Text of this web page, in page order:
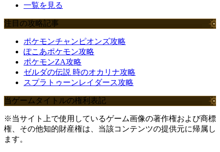
一覧を見る
注目の攻略記事
ポケモンチャンピオンズ攻略
ぽこあポケモン攻略
ポケモンZA攻略
ゼルダの伝説 時のオカリナ攻略
スプラトゥーンレイダース攻略
当ゲームタイトルの権利表記
※当サイト上で使用しているゲーム画像の著作権および商標
権、その他知的財産権は、当該コンテンツの提供元に帰属し
ます。